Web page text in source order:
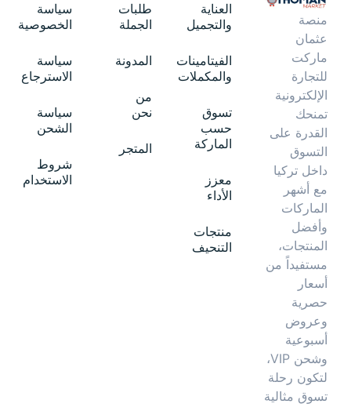
منصة
عثمان
ماركت
للتجارة
الإلكترونية
تمنحك
القدرة على
التسوق
داخل تركيا
مع أشهر
الماركات
وأفضل
المنتجات،
مستفيداً من
أسعار
حصرية
وعروض
أسبوعية
وشحن VIP،
لتكون رحلة
تسوق مثالية
العناية
والتجميل
الفيتامينات
والمكملات
تسوق
حسب
الماركة
معزز
الأداء
منتجات
التنحيف
طلبات
الجملة
المدونة
من
نحن
المتجر
سياسة
الخصوصية
سياسة
الاسترجاع
سياسة
الشحن
شروط
الاستخدام